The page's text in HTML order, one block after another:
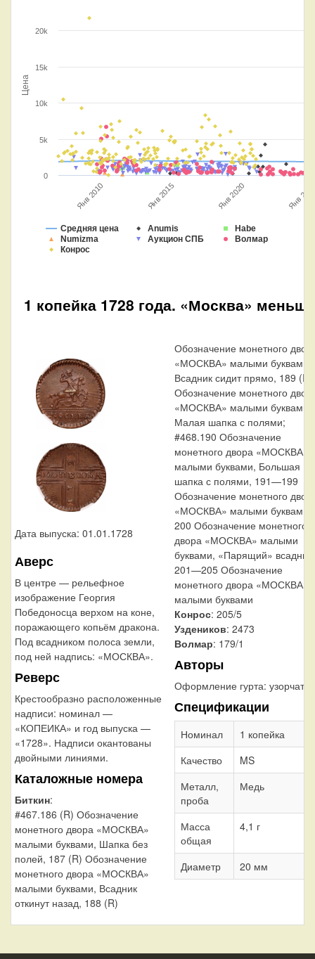
Цена
Средняя цена Anumis
Habe
Numizma
Аукцион СПБ
Волмар
Конрос
Янв 2010 Янв 2015 Янв 2020 Янв
0
5k
10k
15k
20k
1 копейка 1728 года. «Москва» меньше
Дата выпуска: 01.01.1728
Аверс
В центре — рельефное
изображение Георгия
Победоносца верхом на коне,
поражающего копьём дракона.
Под всадником полоса земли,
под ней надпись: «МОСКВА».
Реверс
Крестообразно расположенные
надписи: номинал —
«КОПЕИКА» и год выпуска —
«1728». Надписи окантованы
двойными линиями.
Каталожные номера
Биткин:
#467.186 (R) Обозначение
монетного двора «МОСКВА»
малыми буквами, Шапка без
полей, 187 (R) Обозначение
монетного двора «МОСКВА»
малыми буквами, Всадник
откинут назад, 188 (R)
Обозначение монетного
«МОСКВА» малыми буквами,
Всадник сидит прямо, 189 (R)
Обозначение монетного
«МОСКВА» малыми буквами,
Малая шапка с полями;
#468.190 Обозначение
монетного двора «МОСКВА»
малыми буквами, Большая
шапка с полями, 191—199
Обозначение монетного
«МОСКВА» малыми буквами,
200 Обозначение монетного
двора «МОСКВА» малыми
буквами, «Парящий» всадник,
201—205 Обозначение
монетного двора «МОСКВА»
малыми буквами
Конрос: 205/5
Уздеников: 2473
Волмар: 179/1
Авторы
Оформление гурта:
Спецификации
Номинал
1 копейка
Качество
MS
Металл,
проба
Медь
Масса
общая
4,1 г
Диаметр 20 мм